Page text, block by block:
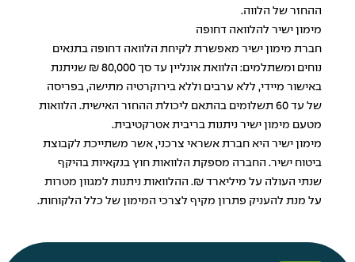
ההחזר של הלווה.
מימון ישיר להלוואה דחופה
חברת מימון ישיר מאפשרת לקיחת הלוואה דחופה בתנאים
נוחים ומשתלמים: הלוואת אונליין עד סך 80,000 ₪ שניתנת
באישור מיידי, ללא ערבים וללא בירוקרטיה מתישה, בפריסה
של עד 60 תשלומים בהתאם ליכולת ההחזר האישית. הלוואות
מטעם מימון ישיר ניתנות בריבית אטרקטיבית.
מימון ישיר היא חברת אשראי צרכני, אשר משתייכת לקבוצת
ביטוח ישיר. החברה מספקת הלוואות חוץ בנקאיות בהיקף
שנתי העולה על מיליארד ₪. ההלוואות ניתנות למגוון מטרות
על מנת להעניק פתרון מקיף לצרכי המימון של כלל הלקוחות.